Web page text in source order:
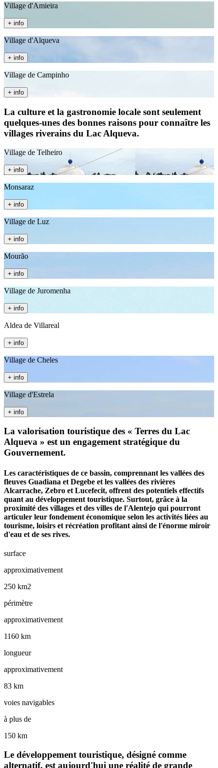
Village d'Amieira
+ info
Village d'Alqueva
+ info
Village de Campinho
+ info
La culture et la gastronomie locale sont seulement
quelques-unes des bonnes raisons pour connaître les
villages riverains du Lac Alqueva.
Village de Telheiro
+ info
Monsaraz
+ info
Village de Luz
+ info
Mourão
+ info
Village de Juromenha
+ info
Aldea de Villareal
+ info
Village de Cheles
+ info
Village d'Estrela
+ info
La valorisation touristique des « Terres du Lac
Alqueva » est un engagement stratégique du
Gouvernement.
Les caractéristiques de ce bassin, comprennant les vallées des
fleuves Guadiana et Degebe et les vallées des rivières
Alcarrache, Zebro et Lucefecit, offrent des potentiels effectifs
quant au développement touristique. Surtout, grâce à la
proximité des villages et des villes de l'Alentejo qui pourront
articuler leur fondement économique selon les activités liées au
tourisme, loisirs et récréation profitant ainsi de l'énorme miroir
d'eau et de ses rives.
surface
approximativement
250 km2
périmètre
approximativement
1160 km
longueur
approximativement
83 km
voies navigables
à plus de
150 km
Le développement touristique, désigné comme
alternatif, est aujourd'hui une réalité de grande